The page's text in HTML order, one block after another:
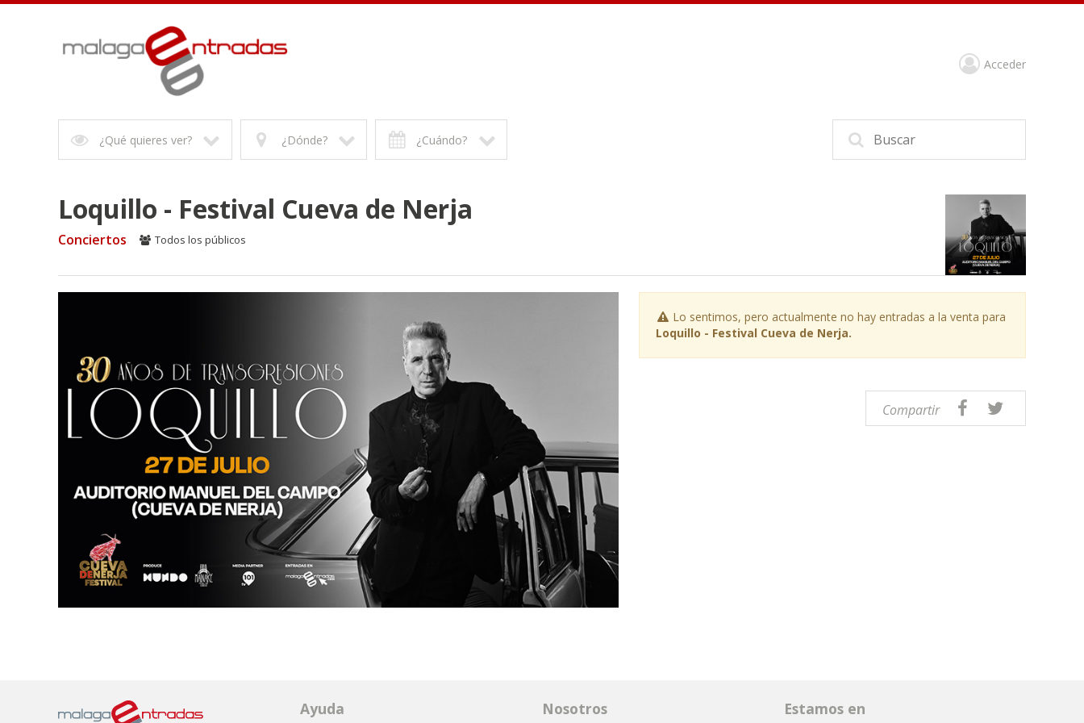
Acceder
¿Qué quieres ver? ¿Dónde? ¿Cuándo?
Loquillo - Festival Cueva de Nerja
Conciertos Todos los públicos
Lo sentimos, pero actualmente no hay entradas a la venta para
Loquillo - Festival Cueva de Nerja.
Compartir
Ayuda Nosotros Estamos en